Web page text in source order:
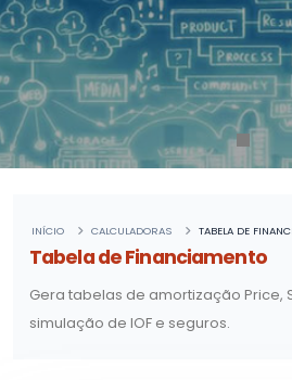
Tabela de Financiamento
Gera tabelas de amortização Price,
simulação de IOF e seguros.
INÍCIO CALCULADORAS TABELA DE